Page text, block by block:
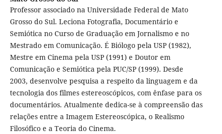
Professor associado na Universidade Federal de Mato
Grosso do Sul. Leciona Fotografia, Documentário e
Semiótica no Curso de Graduação em Jornalismo e no
Mestrado em Comunicação. É Biólogo pela USP (1982),
Mestre em Cinema pela USP (1991) e Doutor em
Comunicação e Semiótica pela PUC/SP (1999). Desde
2003, desenvolve pesquisa a respeito da linguagem e da
tecnologia dos filmes estereoscópicos, com ênfase para os
documentários. Atualmente dedica-se à compreensão das
relações entre a Imagem Estereoscópica, o Realismo
Filosófico e a Teoria do Cinema.